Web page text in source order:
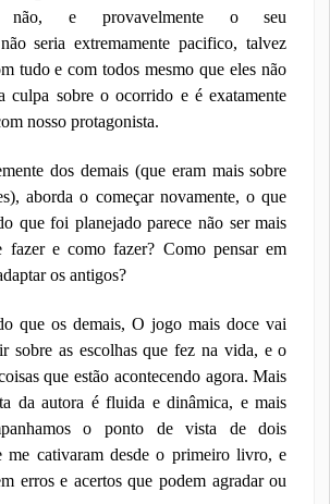
não, e provavelmente o seu
seria extremamente pacifico, talvez
tudo e com todos mesmo que eles não
culpa sobre o ocorrido e é exatamente
nosso protagonista.
dos demais (que eram mais sobre
aborda o começar novamente, o que
que foi planejado parece não ser mais
fazer e como fazer? Como pensar em
os antigos?
que os demais, O jogo mais doce vai
sobre as escolhas que fez na vida, e o
que estão acontecendo agora. Mais
da autora é fluida e dinâmica, e mais
o ponto de vista de dois
me cativaram desde o primeiro livro, e
erros e acertos que podem agradar ou